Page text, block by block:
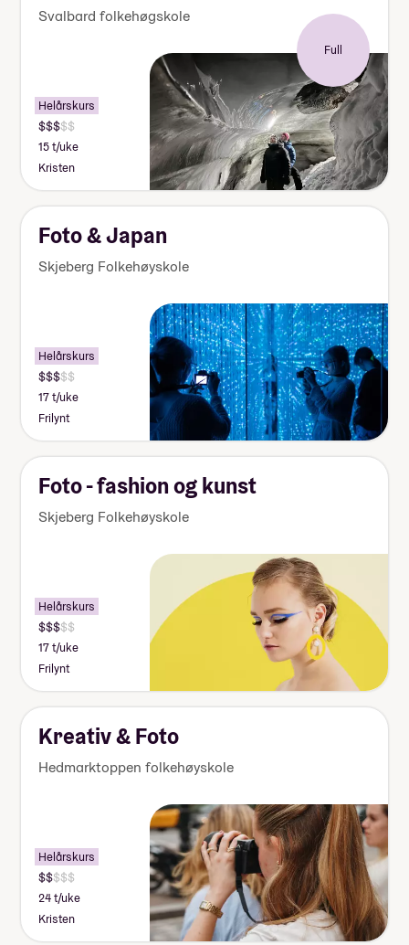
Svalbard folkehøgskole
Full
Helårskurs
15 t/uke
Kristen
Foto & Japan
Skjeberg Folkehøyskole
Helårskurs
17 t/uke
Frilynt
Foto - fashion og kunst
Skjeberg Folkehøyskole
Helårskurs
17 t/uke
Frilynt
Kreativ & Foto
Hedmarktoppen folkehøyskole
Helårskurs
24 t/uke
Kristen